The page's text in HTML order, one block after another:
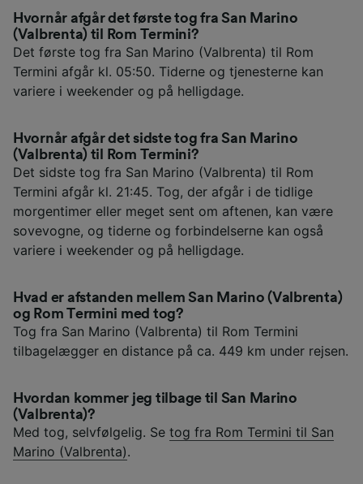
Hvornår afgår det første tog fra San Marino
(Valbrenta) til Rom Termini?
Det første tog fra San Marino (Valbrenta) til Rom
Termini afgår kl. 05:50. Tiderne og tjenesterne kan
variere i weekender og på helligdage.
Hvornår afgår det sidste tog fra San Marino
(Valbrenta) til Rom Termini?
Det sidste tog fra San Marino (Valbrenta) til Rom
Termini afgår kl. 21:45. Tog, der afgår i de tidlige
morgentimer eller meget sent om aftenen, kan være
sovevogne, og tiderne og forbindelserne kan også
variere i weekender og på helligdage.
Hvad er afstanden mellem San Marino (Valbrenta)
og Rom Termini med tog?
Tog fra San Marino (Valbrenta) til Rom Termini
tilbagelægger en distance på ca. 449 km under rejsen.
Hvordan kommer jeg tilbage til San Marino
(Valbrenta)?
Med tog, selvfølgelig. Se tog fra Rom Termini til San
Marino (Valbrenta).